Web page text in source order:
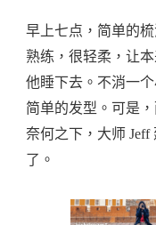
早上七点，简单的
熟练，很轻柔，让
他睡下去。不消一
简单的发型。可是
奈何之下，大师
了。